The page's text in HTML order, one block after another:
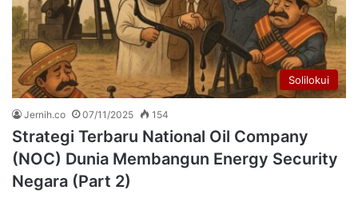
Solilokui
Jernih.co 07/11/2025 154
Strategi Terbaru National Oil Company
(NOC) Dunia Membangun Energy Security
Negara (Part 2)